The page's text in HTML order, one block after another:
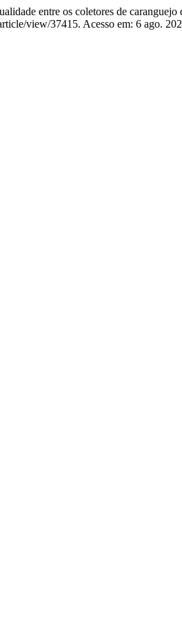
entre os coletores de caranguejo
view/37415. Acesso em: 6 ago.